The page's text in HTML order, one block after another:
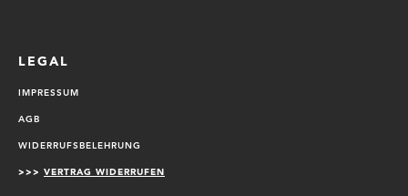
LEGAL
IMPRESSUM
AGB
WIDERRUFSBELEHRUNG
>>> VERTRAG WIDERRUFEN